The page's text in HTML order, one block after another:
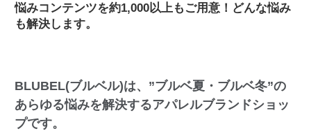
悩みコンテンツを約1,000以上もご用意！どんな悩み
も解決します。
BLUBEL(ブルベル)は、”ブルベ夏・ブルベ冬”の
あらゆる悩みを解決するアパレルブランドショッ
プです。